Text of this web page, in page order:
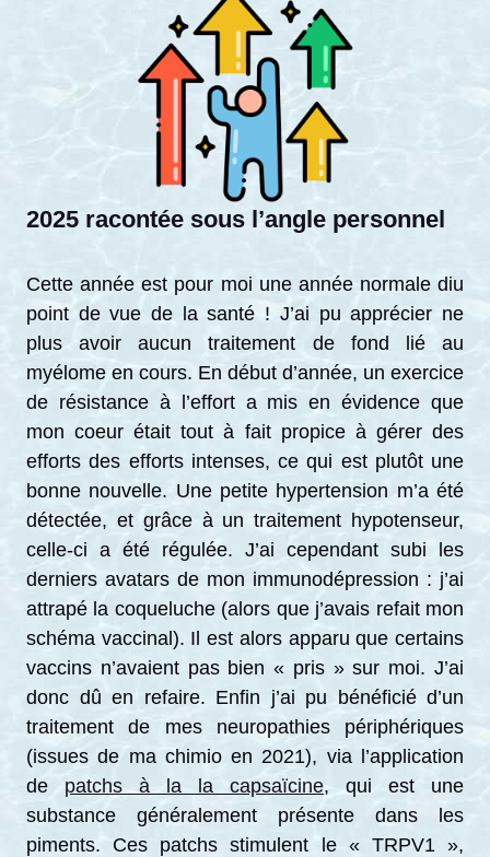
2025 racontée sous l’angle personnel
Cette année est pour moi une année normale diu
point de vue de la santé ! J’ai pu apprécier ne
plus avoir aucun traitement de fond lié au
myélome en cours. En début d’année, un exercice
de résistance à l’effort a mis en évidence que
mon coeur était tout à fait propice à gérer des
efforts des efforts intenses, ce qui est plutôt une
bonne nouvelle. Une petite hypertension m’a été
détectée, et grâce à un traitement hypotenseur,
celle-ci a été régulée. J’ai cependant subi les
derniers avatars de mon immunodépression : j’ai
attrapé la coqueluche (alors que j’avais refait mon
schéma vaccinal). Il est alors apparu que certains
vaccins n’avaient pas bien « pris » sur moi. J’ai
donc dû en refaire. Enfin j’ai pu bénéficié d’un
traitement de mes neuropathies périphériques
(issues de ma chimio en 2021), via l’application
de patchs à la la capsaïcine, qui est une
substance généralement présente dans les
piments. Ces patchs stimulent le « TRPV1 »,